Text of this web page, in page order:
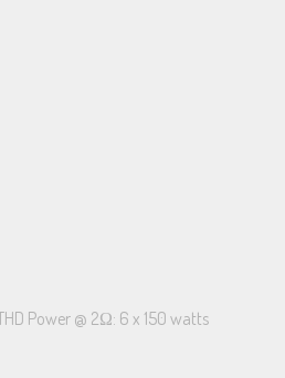
Power @ 2Ω: 6 x 150 watts